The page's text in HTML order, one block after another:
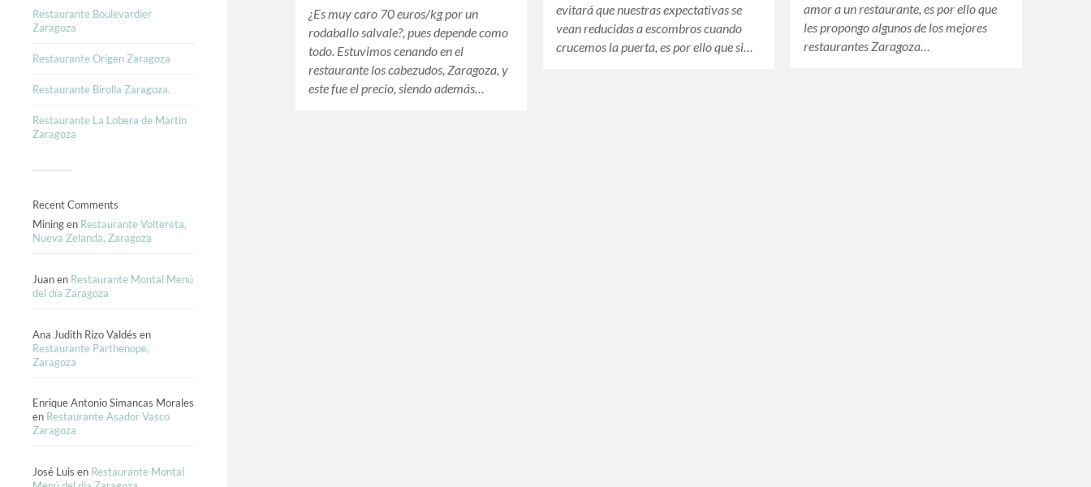
Restaurante Boulevardier
Zaragoza
Restaurante Origen Zaragoza
Restaurante Birolla Zaragoza.
Restaurante La Lobera de Martin
Zaragoza
Recent Comments
Miningen Restaurante Voltereta,
Nueva Zelanda, Zaragoza
Juanen Restaurante Montal Menú
del día Zaragoza
Ana Judith Rizo Valdés en
Restaurante Parthenope,
Zaragoza
Enrique Antonio Simancas Morales
en Restaurante Asador Vasco
Zaragoza
José Luis en Restaurante Montal
amor a un restaurante, es por ello que
les propongo algunos de los mejores
restaurantes Zaragoza…
evitará que nuestras expectativas se
vean reducidas a escombros cuando
crucemos la puerta, es por ello que si…
¿Es muy caro 70 euros/kg por un
rodaballo salvale?, pues depende como
todo. Estuvimos cenando en el
restaurante los cabezudos, Zaragoza, y
este fue el precio, siendo además…